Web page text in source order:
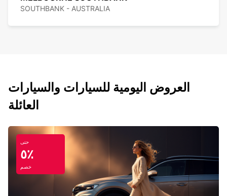
SOUTHBANK - AUSTRALIA
العروض اليومية للسيارات والسيارات
العائلة
حتى
٥٪
خصم